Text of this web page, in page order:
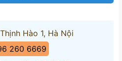
Hào 1, Hà Nội
260 6669